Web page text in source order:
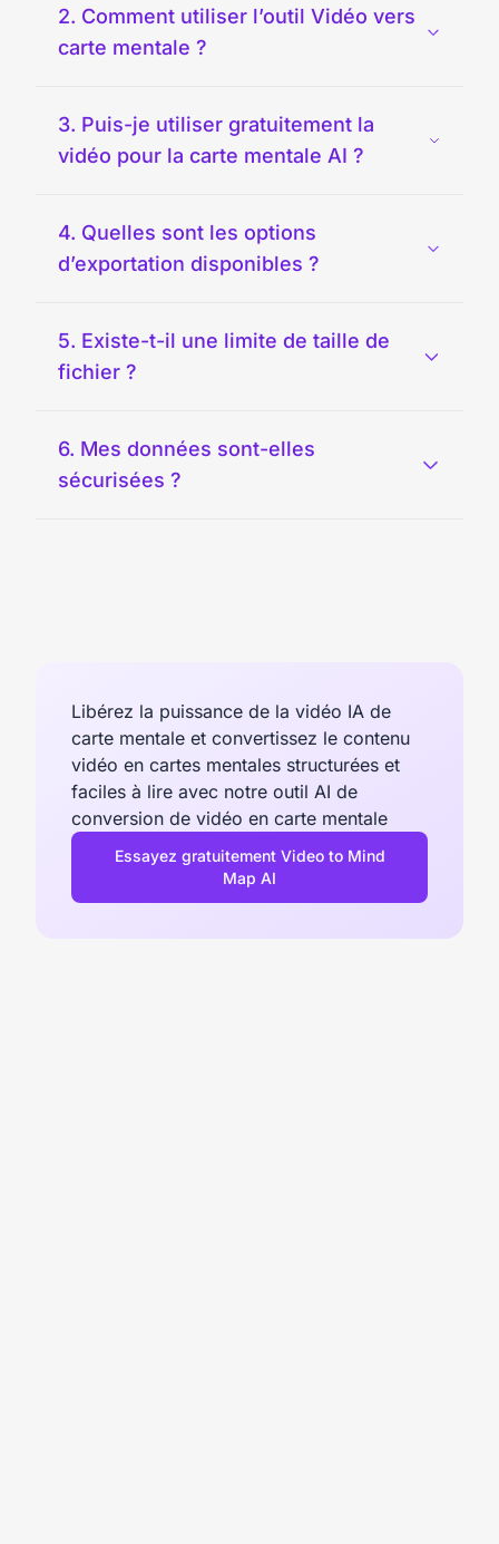
2. Comment utiliser l’outil Vidéo vers
carte mentale ?
3. Puis-je utiliser gratuitement la
vidéo pour la carte mentale AI ?
4. Quelles sont les options
d’exportation disponibles ?
5. Existe-t-il une limite de taille de
fichier ?
6. Mes données sont-elles
sécurisées ?
Libérez la puissance de la vidéo IA de
carte mentale et convertissez le contenu
vidéo en cartes mentales structurées et
faciles à lire avec notre outil AI de
conversion de vidéo en carte mentale
Essayez gratuitement Video to Mind
Map AI